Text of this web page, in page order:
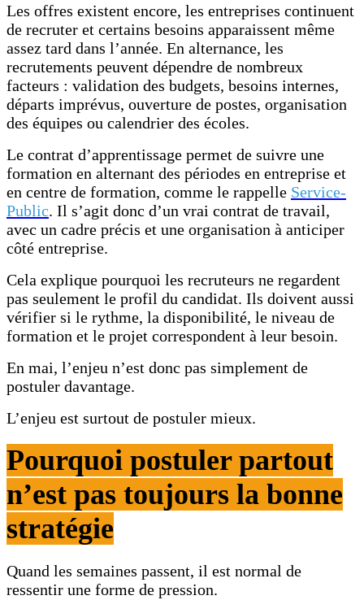
Les offres existent encore, les entreprises continuent
de recruter et certains besoins apparaissent même
assez tard dans l’année. En alternance, les
recrutements peuvent dépendre de nombreux
facteurs : validation des budgets, besoins internes,
départs imprévus, ouverture de postes, organisation
des équipes ou calendrier des écoles.
Le contrat d’apprentissage permet de suivre une
formation en alternant des périodes en entreprise et
en centre de formation, comme le rappelle Service-
Public. Il s’agit donc d’un vrai contrat de travail,
avec un cadre précis et une organisation à anticiper
côté entreprise.
Cela explique pourquoi les recruteurs ne regardent
pas seulement le profil du candidat. Ils doivent aussi
vérifier si le rythme, la disponibilité, le niveau de
formation et le projet correspondent à leur besoin.
En mai, l’enjeu n’est donc pas simplement de
postuler davantage.
L’enjeu est surtout de postuler mieux.
Pourquoi postuler partout
n’est pas toujours la bonne
stratégie
Quand les semaines passent, il est normal de
ressentir une forme de pression.